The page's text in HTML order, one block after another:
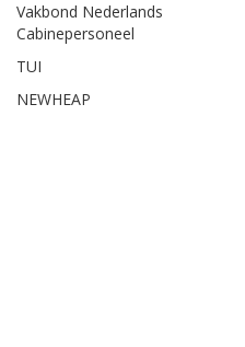
Vakbond Nederlands
Cabinepersoneel
TUI
NEWHEAP